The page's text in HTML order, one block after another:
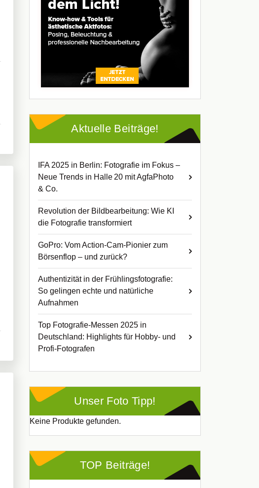
Aktuelle Beiträge!
IFA 2025 in Berlin: Fotografie im Fokus –
Neue Trends in Halle 20 mit AgfaPhoto
& Co.
Revolution der Bildbearbeitung: Wie KI
die Fotografie transformiert
GoPro: Vom Action-Cam-Pionier zum
Börsenflop – und zurück?
Authentizität in der Frühlingsfotografie:
So gelingen echte und natürliche
Aufnahmen
Top Fotografie-Messen 2025 in
Deutschland: Highlights für Hobby- und
Profi-Fotografen
Unser Foto Tipp!
Keine Produkte gefunden.
TOP Beiträge!